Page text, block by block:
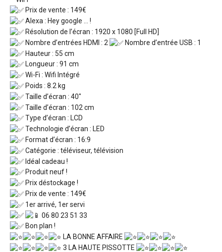
Prix de vente : 149€
Alexa : Hey google … !
Résolution de l’écran : 1920 x 1080 [Full HD]
Nombre d’entrées HDMI : 2
Nombre d’entrée USB : 1
Hauteur : 55 cm
Longueur : 91 cm
Wi-Fi : Wifi Intégré
Poids : 8.2 kg
Taille d’écran : 40″
Taille d’écran : 102 cm
Type d’écran : LCD
Technologie d’écran : LED
Format d’écran : 16:9
Catégorie : téléviseur, télévision
Idéal cadeau !
Produit neuf !
Prix déstockage !
Prix de vente : 149€
1er arrivé, 1er servi
06 80 23 51 33
Bon plan !
LA BONNE AFFAIRE
3 LA HAUTE PISSOTTE